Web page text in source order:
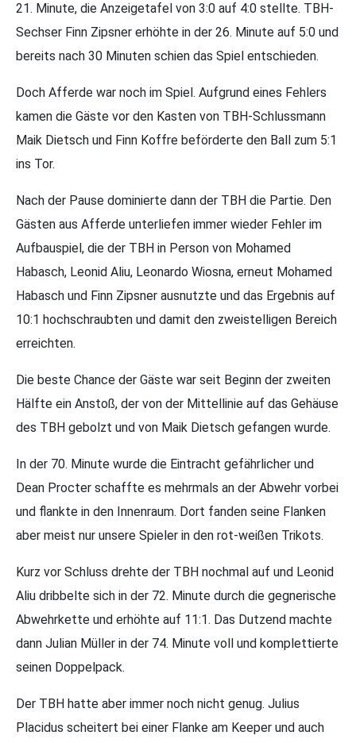
21. Minute, die Anzeigetafel von 3:0 auf 4:0 stellte. TBH-
Sechser Finn Zipsner erhöhte in der 26. Minute auf 5:0 und
bereits nach 30 Minuten schien das Spiel entschieden.
Doch Afferde war noch im Spiel. Aufgrund eines Fehlers
kamen die Gäste vor den Kasten von TBH-Schlussmann
Maik Dietsch und Finn Koffre beförderte den Ball zum 5:1
ins Tor.
Nach der Pause dominierte dann der TBH die Partie. Den
Gästen aus Afferde unterliefen immer wieder Fehler im
Aufbauspiel, die der TBH in Person von Mohamed
Habasch, Leonid Aliu, Leonardo Wiosna, erneut Mohamed
Habasch und Finn Zipsner ausnutzte und das Ergebnis auf
10:1 hochschraubten und damit den zweistelligen Bereich
erreichten.
Die beste Chance der Gäste war seit Beginn der zweiten
Hälfte ein Anstoß, der von der Mittellinie auf das Gehäuse
des TBH gebolzt und von Maik Dietsch gefangen wurde.
In der 70. Minute wurde die Eintracht gefährlicher und
Dean Procter schaffte es mehrmals an der Abwehr vorbei
und flankte in den Innenraum. Dort fanden seine Flanken
aber meist nur unsere Spieler in den rot-weißen Trikots.
Kurz vor Schluss drehte der TBH nochmal auf und Leonid
Aliu dribbelte sich in der 72. Minute durch die gegnerische
Abwehrkette und erhöhte auf 11:1. Das Dutzend machte
dann Julian Müller in der 74. Minute voll und komplettierte
seinen Doppelpack.
Der TBH hatte aber immer noch nicht genug. Julius
Placidus scheitert bei einer Flanke am Keeper und auch